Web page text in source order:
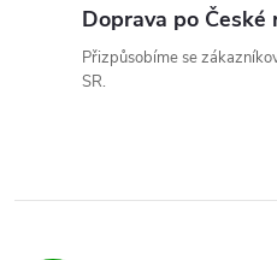
Doprava po
Přizpůsobíme se
SR.